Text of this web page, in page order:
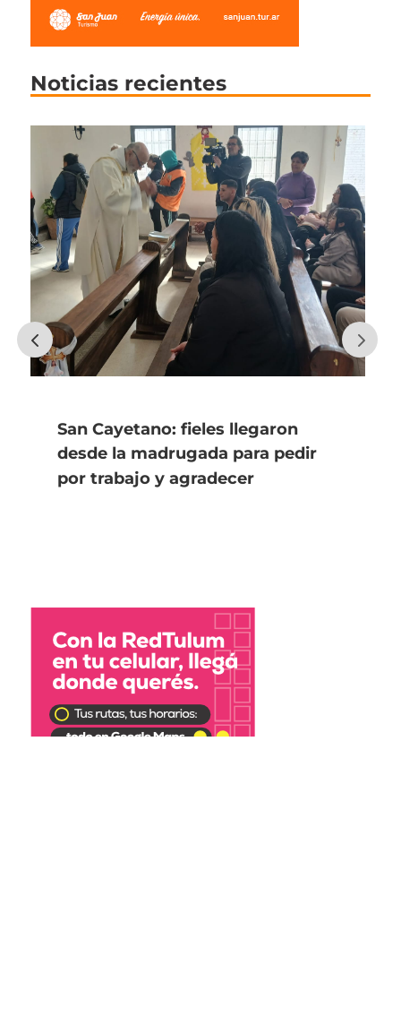
Noticias recientes
San Cayetano: fieles llegaron
desde la madrugada para pedir
por trabajo y agradecer